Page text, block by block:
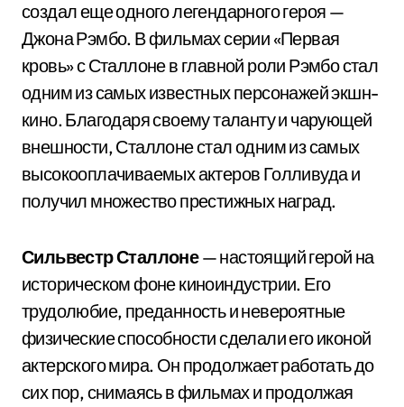
создал еще одного легендарного героя —
Джона Рэмбо. В фильмах серии «Первая
кровь» с Сталлоне в главной роли Рэмбо стал
одним из самых известных персонажей экшн-
кино. Благодаря своему таланту и чарующей
внешности, Сталлоне стал одним из самых
высокооплачиваемых актеров Голливуда и
получил множество престижных наград.
Сильвестр Сталлоне— настоящий герой на
историческом фоне киноиндустрии. Его
трудолюбие, преданность и невероятные
физические способности сделали его иконой
актерского мира. Он продолжает работать до
сих пор, снимаясь в фильмах и продолжая